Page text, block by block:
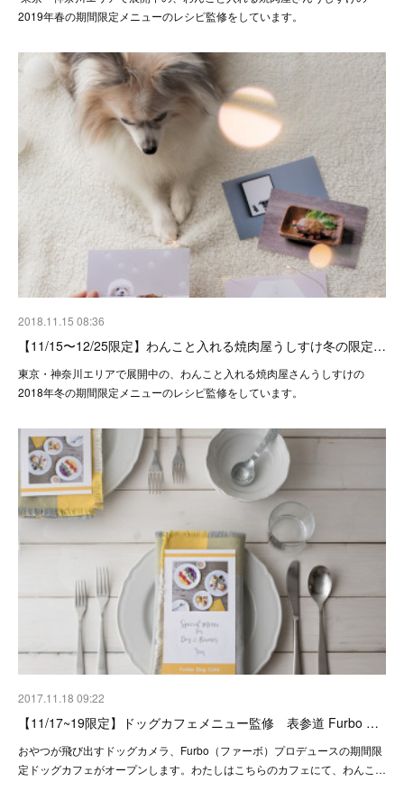
2019年春の期間限定メニューのレシピ監修をしています。
2018.11.15 08:36
【11/15〜12/25限定】わんこと入れる焼肉屋うしすけ冬の限定…
東京・神奈川エリアで展開中の、わんこと入れる焼肉屋さんうしすけの
2018年冬の期間限定メニューのレシピ監修をしています。
2017.11.18 09:22
【11/17~19限定】ドッグカフェメニュー監修 表参道 Furbo …
おやつが飛び出すドッグカメラ、Furbo（ファーボ）プロデュースの期間限
定ドッグカフェがオープンします。わたしはこちらのカフェにて、わんこ…